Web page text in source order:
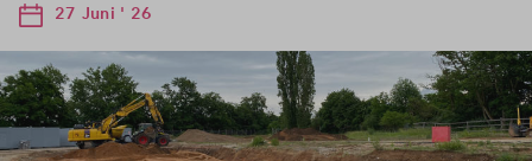
27 Juni ' 26